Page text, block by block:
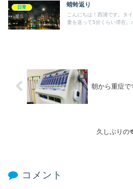
日常 蜻蛉返り
こんにちは！西浦です。タ
妻を送って5分くらい滞在。
朝から重症で
久しぶりの
コメント